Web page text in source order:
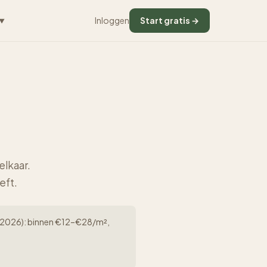
▼ Inloggen Start gratis →
binnen €12–€28/m²,